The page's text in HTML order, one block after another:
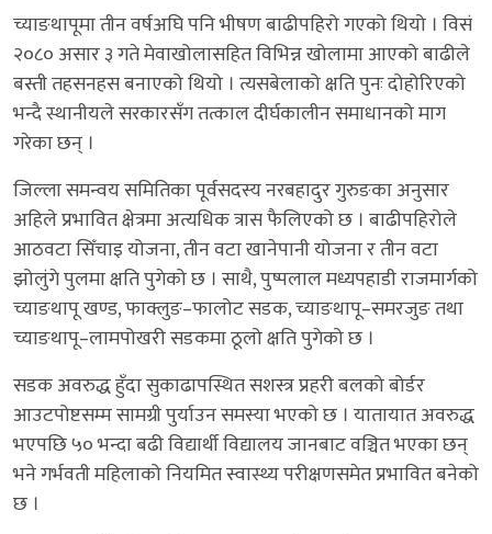
च्याङथापूमा तीन वर्षअघि पनि भीषण बाढीपहिरो गएको थियो । विसं
२०८० असार ३ गते मेवाखोलासहित विभिन्न खोलामा आएको बाढीले
बस्ती तहसनहस बनाएको थियो । त्यसबेलाको क्षति पुनः दोहोरिएको
भन्दै स्थानीयले सरकारसँग तत्काल दीर्घकालीन समाधानको माग
गरेका छन् ।
जिल्ला समन्वय समितिका पूर्वसदस्य नरबहादुर गुरुङका अनुसार
अहिले प्रभावित क्षेत्रमा अत्यधिक त्रास फैलिएको छ । बाढीपहिरोले
आठवटा सिँचाइ योजना, तीन वटा खानेपानी योजना र तीन वटा
झोलुंगे पुलमा क्षति पुगेको छ । साथै, पुष्पलाल मध्यपहाडी राजमार्गको
च्याङथापू खण्ड, फाक्लुङ–फालोट सडक, च्याङथापू–समरजुङ तथा
च्याङथापू–लामपोखरी सडकमा ठूलो क्षति पुगेको छ ।
सडक अवरुद्ध हुँदा सुकाढापस्थित सशस्त्र प्रहरी बलको बोर्डर
आउटपोष्टसम्म सामग्री पुर्याउन समस्या भएको छ । यातायात अवरुद्ध
भएपछि ५० भन्दा बढी विद्यार्थी विद्यालय जानबाट वञ्चित भएका छन्
भने गर्भवती महिलाको नियमित स्वास्थ्य परीक्षणसमेत प्रभावित बनेको
छ ।